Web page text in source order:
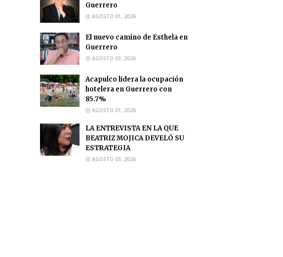
Guerrero
AGOSTO 01, 2026
El nuevo camino de Esthela en
Guerrero
AGOSTO 03, 2026
Acapulco lidera la ocupación
hotelera en Guerrero con
85.7%
AGOSTO 01, 2026
LA ENTREVISTA EN LA QUE
BEATRIZ MOJICA DEVELÓ SU
ESTRATEGIA
AGOSTO 03, 2026